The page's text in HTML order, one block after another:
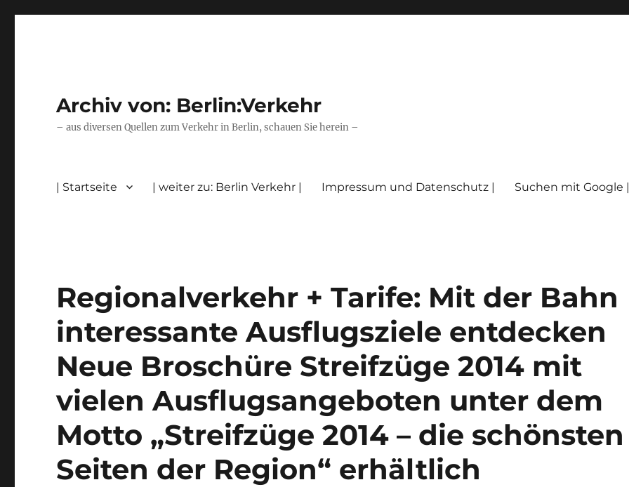
Archiv von: Berlin:Verkehr
– aus diversen Quellen zum Verkehr in Berlin, schauen Sie herein –
| Startseite | weiter zu: Berlin Verkehr | Impressum und Datenschutz | Suchen mit Google
Regionalverkehr + Tarife: Mit der Bahn
interessante Ausflugsziele entdecken
Neue Broschüre Streifzüge 2014 mit
vielen Ausflugsangeboten unter dem
Motto „Streifzüge 2014 – die schönsten
Seiten der Region“ erhältlich